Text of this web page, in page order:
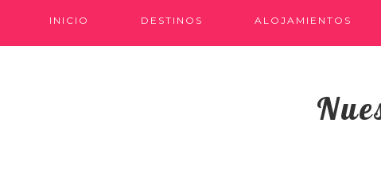
INICIO DESTINOS ALOJAMIENTOS